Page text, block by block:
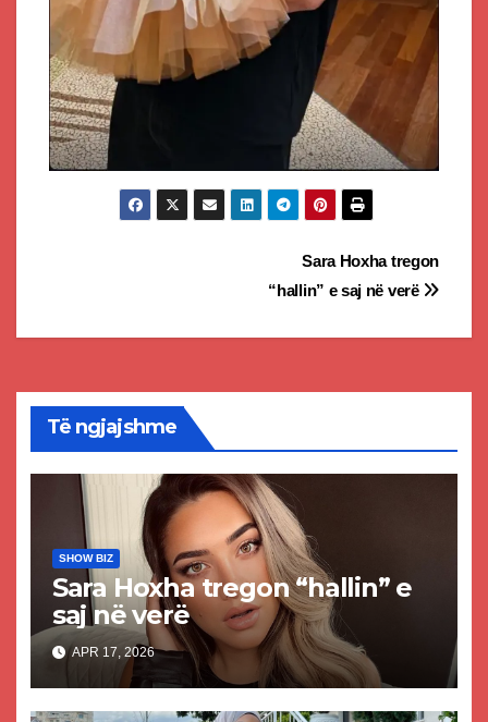
Sara Hoxha tregon
“hallin” e saj në verë
Të ngjajshme
SHOW BIZ
Sara Hoxha tregon “hallin” e
saj në verë
APR 17, 2026